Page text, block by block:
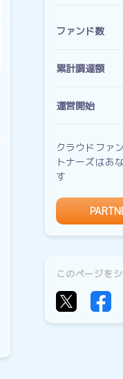
ファンド数
累計調達額
運営開始
クラウドファ
トナーズはあ
す
このページを